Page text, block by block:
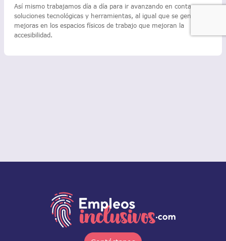
Así mismo trabajamos día a día para ir avanzando en contar con
soluciones tecnológicas y herramientas, al igual que se generan
mejoras en los espacios físicos de trabajo que mejoran la
accesibilidad.